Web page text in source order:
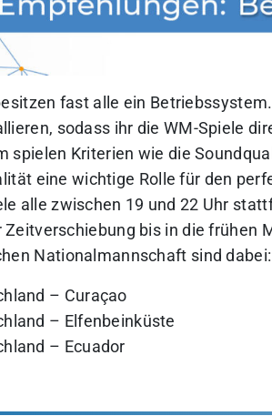
fast alle ein
sodass ihr die WM-Spiele
spielen Kriterien wie die
eine wichtige Rolle für den
alle zwischen 19 und 22 Uhr
bis in die frühen
Nationalmannschaft sind dabei:
– Curaçao
– Elfenbeinküste
– Ecuador